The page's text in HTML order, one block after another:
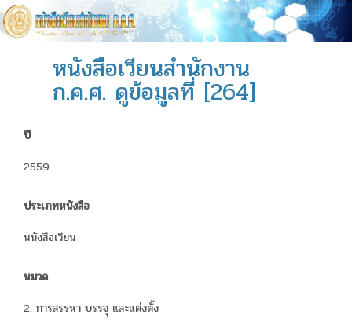
หนังสือเวียนสำนักงาน
ก.ค.ศ. ดูข้อมูลที่ [264]
ปี
2559
ประเภทหนังสือ
หนังสือเวียน
หมวด
2. การสรรหา บรรจุ และแต่งตั้ง